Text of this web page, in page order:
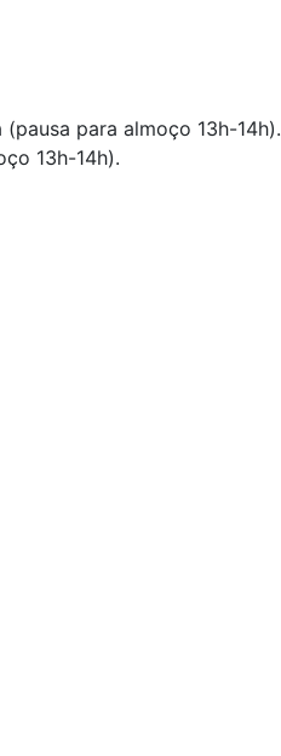
para almoço 13h-14h).
13h-14h).